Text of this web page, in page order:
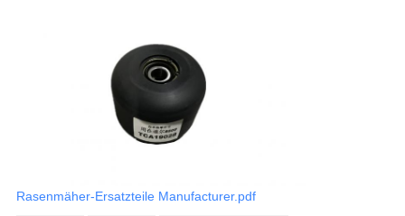
Rasenmäher-Ersatzteile Manufacturer.pdf